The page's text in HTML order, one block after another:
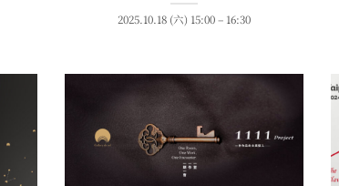
2025.10.18 (六) 15:00 – 16:30